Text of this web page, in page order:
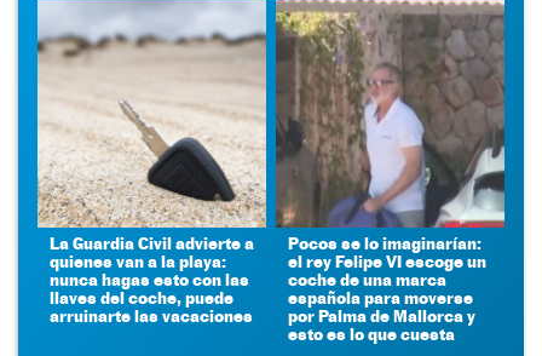
La Guardia Civil advierte a
quienes van a la playa:
nunca hagas esto con las
llaves del coche, puede
arruinarte las vacaciones
Pocos se lo imaginarían:
el rey Felipe VI escoge un
coche de una marca
española para moverse
por Palma de Mallorca y
esto es lo que cuesta